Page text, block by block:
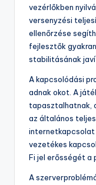
vezérlőkben
versenyzési
ellenőrzése
fejlesztők
stabilitásának
A kapcsolódási
adnak okot. A
tapasztalhatnak,
az általános
internetkapcsolat
vezetékes
Fi jel erősségét a
A